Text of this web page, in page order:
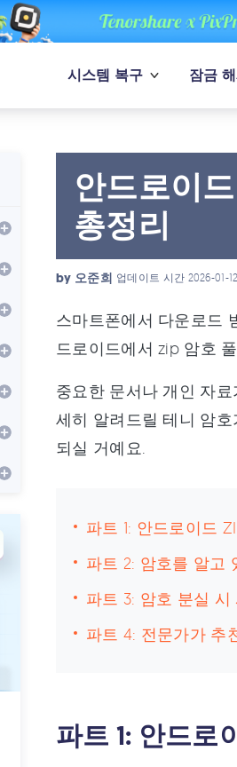
시스템 복구 잠금
안드로이
총정리
by 오준희 업데이트 시간 2026-01-
스마트폰에서 다운로드
드로이드에서 zip 암호
중요한 문서나 개인 자
세히 알려드릴 테니 암
되실 거예요.
파트 1: 안드로이드
파트 2: 암호를 알고
파트 3: 암호 분실 시
파트 4: 전문가가 추
파트 1: 안드로